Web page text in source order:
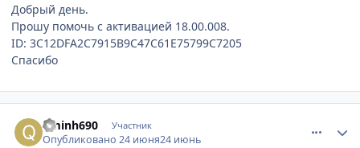
Добрый день.
Прошу помочь с активацией 18.00.008.
ID: 3C12DFA2C7915B9C47C61E75799C7205
Спасибо
qminh690 Участник
Опубликовано24 июня24 июнь